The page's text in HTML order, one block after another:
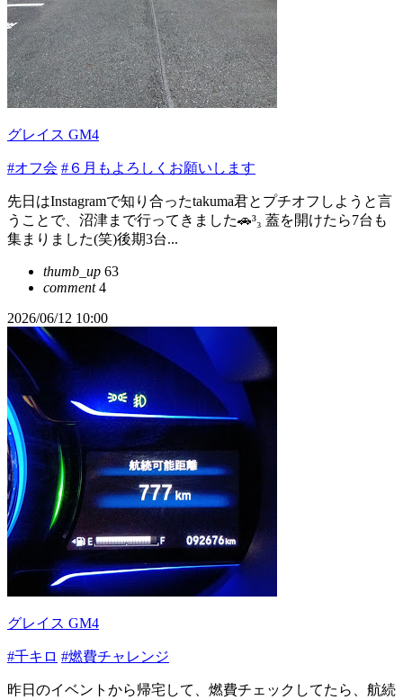
グレイス GM4
#オフ会 #６月もよろしくお願いします
先日はInstagramで知り合ったtakuma君とプチオフしようと言
うことで、沼津まで行ってきました🚗³₃ 蓋を開けたら7台も
集まりました(笑)後期3台...
thumb_up 63
comment4
2026/06/12 10:00
グレイス GM4
#千キロ #燃費チャレンジ
昨日のイベントから帰宅して、燃費チェックしてたら、航続